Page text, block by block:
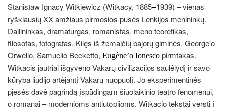
Stanisław Ignacy Witkiewicz (Witkacy, 1885–1939) – vienas
ryškiausių XX amžiaus pirmosios pusės Lenkijos menininkų.
Dailininkas, dramaturgas, romanistas, meno teoretikas,
filosofas, fotografas. Kilęs iš žemaičių bajorų giminės. George'o
Orwello, Samuelio Becketto, Eugène’o Ionesco pirmtakas.
Witkacis jautriai išgyveno Vakarų civilizacijos saulėlydį ir savo
kūryba liudijo artėjantį Vakarų nuopuolį. Jo eksperimentinės
pjesės davė pagrindą įspūdingam šiuolaikinio teatro fenomenui,
o romanai – modernioms antiutopijoms. Witkacio tekstai versti į